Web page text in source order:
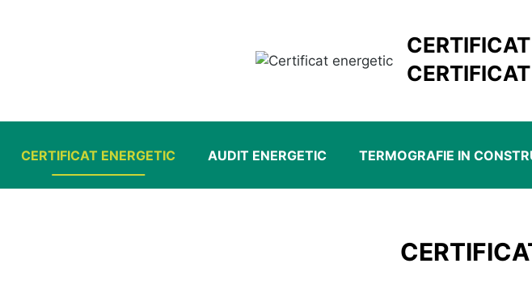
CERTIFICAT ENERGETIC AUDIT ENERGETIC TERMOGRAFIE IN